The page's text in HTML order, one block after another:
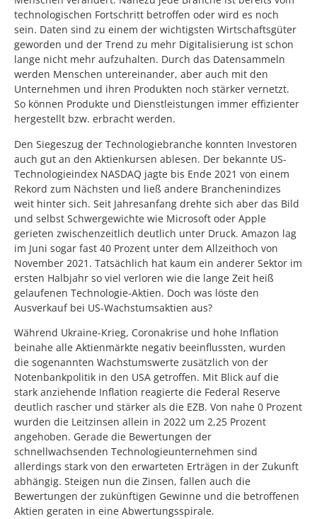
technologischen Fortschritt betroffen oder wird es noch
sein. Daten sind zu einem der wichtigsten Wirtschaftsgüter
geworden und der Trend zu mehr Digitalisierung ist schon
lange nicht mehr aufzuhalten. Durch das Datensammeln
werden Menschen untereinander, aber auch mit den
Unternehmen und ihren Produkten noch stärker vernetzt.
So können Produkte und Dienstleistungen immer effizienter
hergestellt bzw. erbracht werden.
Den Siegeszug der Technologiebranche konnten Investoren
auch gut an den Aktienkursen ablesen. Der bekannte US-
Technologieindex NASDAQ jagte bis Ende 2021 von einem
Rekord zum Nächsten und ließ andere Branchenindizes
weit hinter sich. Seit Jahresanfang drehte sich aber das Bild
und selbst Schwergewichte wie Microsoft oder Apple
gerieten zwischenzeitlich deutlich unter Druck. Amazon lag
im Juni sogar fast 40 Prozent unter dem Allzeithoch von
November 2021. Tatsächlich hat kaum ein anderer Sektor im
ersten Halbjahr so viel verloren wie die lange Zeit heiß
gelaufenen Technologie-Aktien. Doch was löste den
Ausverkauf bei US-Wachstumsaktien aus?
Während Ukraine-Krieg, Coronakrise und hohe Inflation
beinahe alle Aktienmärkte negativ beeinflussten, wurden
die sogenannten Wachstumswerte zusätzlich von der
Notenbankpolitik in den USA getroffen. Mit Blick auf die
stark anziehende Inflation reagierte die Federal Reserve
deutlich rascher und stärker als die EZB. Von nahe 0 Prozent
wurden die Leitzinsen allein in 2022 um 2,25 Prozent
angehoben. Gerade die Bewertungen der
schnellwachsenden Technologieunternehmen sind
allerdings stark von den erwarteten Erträgen in der Zukunft
abhängig. Steigen nun die Zinsen, fallen auch die
Bewertungen der zukünftigen Gewinne und die betroffenen
Aktien geraten in eine Abwertungsspirale.